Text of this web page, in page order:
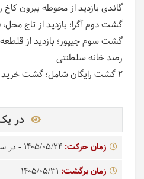
گاندی بازدید از محوطه بیرون
گشت دوم آگرا؛ بازدید از تاج محل،
گشت سوم جیپور؛ بازدید از قلطعه
رصد خانه سلطنتی
2 گشت رایگان شامل؛ گشت خرید و معبد میمون ها
در
زمان حرکت: 1405/05/24 - در
زمان برگشت: 1405/05/31